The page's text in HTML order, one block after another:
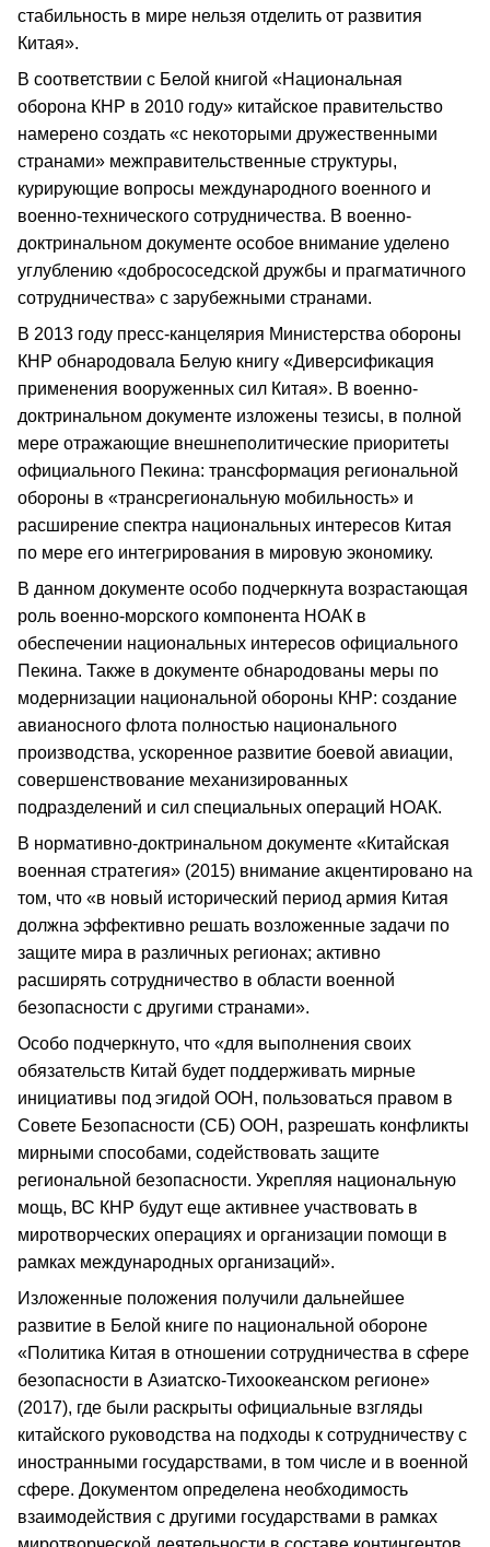
стабильность в мире нельзя отделить от развития
Китая».
В соответствии с Белой книгой «Национальная
оборона КНР в 2010 году» китайское правительство
намерено создать «с некоторыми дружественными
странами» межправительственные структуры,
курирующие вопросы международного военного и
военно-технического сотрудничества. В военно-
доктринальном документе особое внимание уделено
углублению «добрососедской дружбы и прагматичного
сотрудничества» с зарубежными странами.
В 2013 году пресс-канцелярия Министерства обороны
КНР обнародовала Белую книгу «Диверсификация
применения вооруженных сил Китая». В военно-
доктринальном документе изложены тезисы, в полной
мере отражающие внешнеполитические приоритеты
официального Пекина: трансформация региональной
обороны в «трансрегиональную мобильность» и
расширение спектра национальных интересов Китая
по мере его интегрирования в мировую экономику.
В данном документе особо подчеркнута возрастающая
роль военно-морского компонента НОАК в
обеспечении национальных интересов официального
Пекина. Также в документе обнародованы меры по
модернизации национальной обороны КНР: создание
авианосного флота полностью национального
производства, ускоренное развитие боевой авиации,
совершенствование механизированных
подразделений и сил специальных операций НОАК.
В нормативно-доктринальном документе «Китайская
военная стратегия» (2015) внимание акцентировано на
том, что «в новый исторический период армия Китая
должна эффективно решать возложенные задачи по
защите мира в различных регионах; активно
расширять сотрудничество в области военной
безопасности с другими странами».
Особо подчеркнуто, что «для выполнения своих
обязательств Китай будет поддерживать мирные
инициативы под эгидой ООН, пользоваться правом в
Совете Безопасности (СБ) ООН, разрешать конфликты
мирными способами, содействовать защите
региональной безопасности. Укрепляя национальную
мощь, ВС КНР будут еще активнее участвовать в
миротворческих операциях и организации помощи в
рамках международных организаций».
Изложенные положения получили дальнейшее
развитие в Белой книге по национальной обороне
«Политика Китая в отношении сотрудничества в сфере
безопасности в Азиатско-Тихоокеанском регионе»
(2017), где были раскрыты официальные взгляды
китайского руководства на подходы к сотрудничеству с
иностранными государствами, в том числе и в военной
сфере. Документом определена необходимость
взаимодействия с другими государствами в рамках